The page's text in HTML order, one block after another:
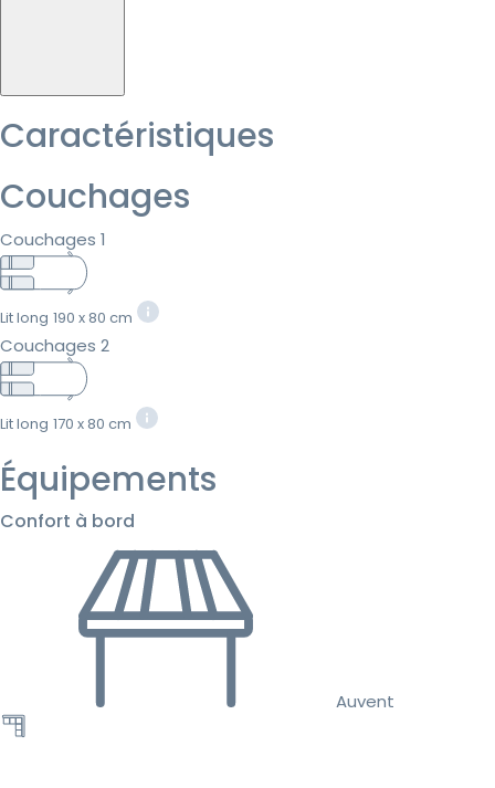
Caractéristiques
Couchages
Couchages 1
Lit long 190 x 80 cm
Couchages 2
Lit long 170 x 80 cm
Équipements
Confort à bord
Auvent